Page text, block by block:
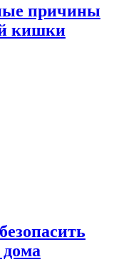
причины
кишки
дома